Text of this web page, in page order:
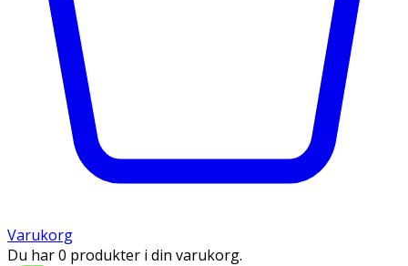
Varukorg
Du har 0 produkter i din varukorg.